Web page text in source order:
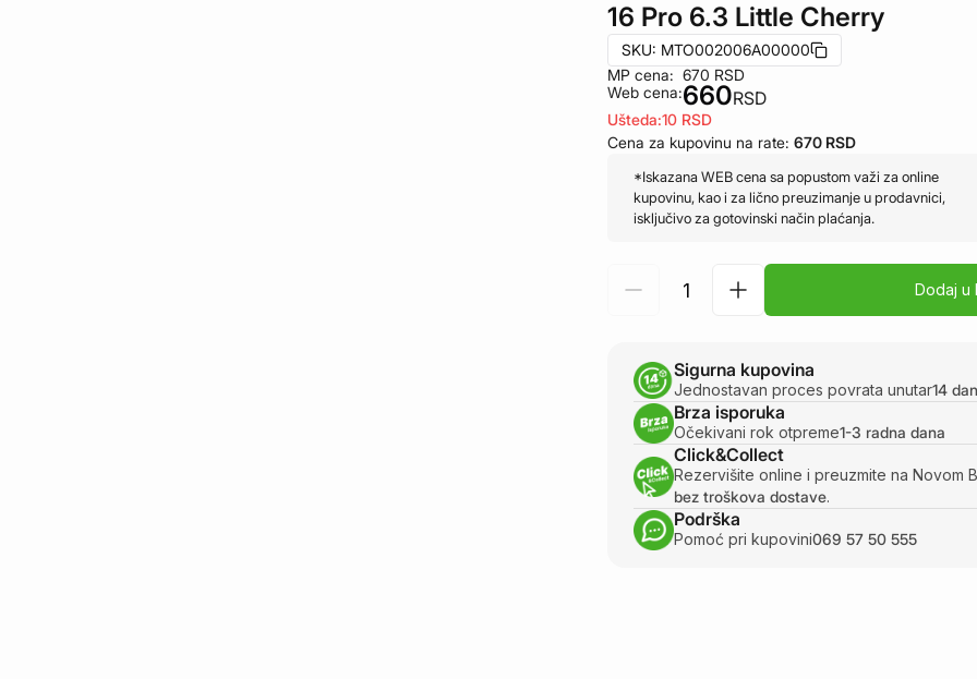
16 Pro 6.3 Little Cherry
SKU: MTO002006A00000
MP cena:
Web cena:
670 RSD
660RSD
Ušteda:10 RSD
Cena za kupovinu na rate: 670 RSD
*Iskazana WEB cena sa popustom važi za online
kupovinu, kao i za lično preuzimanje u prodavnici,
isključivo za gotovinski način plaćanja.
Dodaj u
Sigurna kupovina
Jednostavan proces povrata unutar14
Brza isporuka
Očekivani rok otpreme1-3 radna dana
Click&Collect
Rezervišite online i preuzmite na Novom
bez troškova dostave.
Podrška
Pomoć pri kupovini069 57 50 555